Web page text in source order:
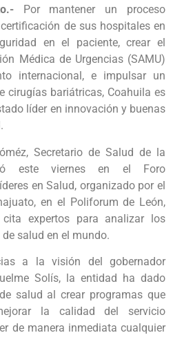
Por mantener un proceso
de sus hospitales en
en el paciente, crear el
Médica de Urgencias (SAMU)
internacional, e impulsar un
cirugías bariátricas, Coahuila es
líder en innovación y buenas
Secretario de Salud de la
este viernes en el Foro
en Salud, organizado por el
en el Poliforum de León,
expertos para analizar los
salud en el mundo.
a la visión del gobernador
Solís, la entidad ha dado
salud al crear programas que
la calidad del servicio
de manera inmediata cualquier